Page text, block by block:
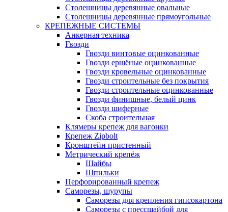
Столешницы деревянные овальные
Столешницы деревянные прямоугольные
КРЕПЕЖНЫЕ СИСТЕМЫ
Анкерная техника
Гвозди
Гвозди винтовые оцинкованные
Гвозди ершёные оцинкованные
Гвозди кровельные оцинкованные
Гвозди строительные без покрытия
Гвозди строительные оцинкованные
Гвозди финишные, белый цинк
Гвозди шиферные
Скоба строительная
Клямеры крепеж для вагонки
Крепеж Zipbolt
Кронштейн пристенный
Метрический крепёж
Шайбы
Шпильки
Перфорированный крепеж
Саморезы, шурупы
Саморезы для крепления гипсокартона
Саморезы с прессшайбой для